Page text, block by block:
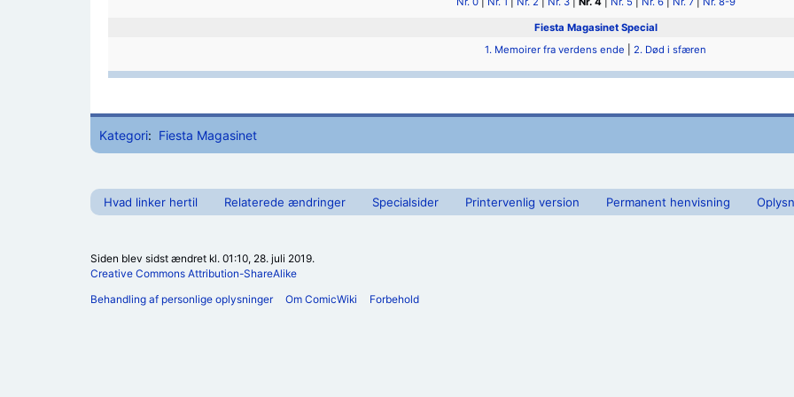
Fiesta Magasinet Special
1. Memoirer fra verdens ende
2. Død i sfæren
Kategori: Fiesta Magasinet
Hvad linker hertil Relaterede ændringer Specialsider Printervenlig version Permanent henvisning
Siden blev sidst ændret kl. 01:10, 28. juli 2019.
Creative Commons Attribution-ShareAlike
Behandling af personlige oplysninger
Om ComicWiki Forbehold